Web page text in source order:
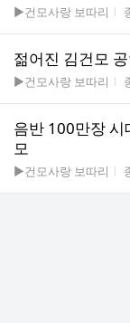
게시판명
▶건모사랑 보따리
젊어진 김건모
게시판명
▶건모사랑 보따리
음반 100만장 시
모
게시판명
▶건모사랑 보따리